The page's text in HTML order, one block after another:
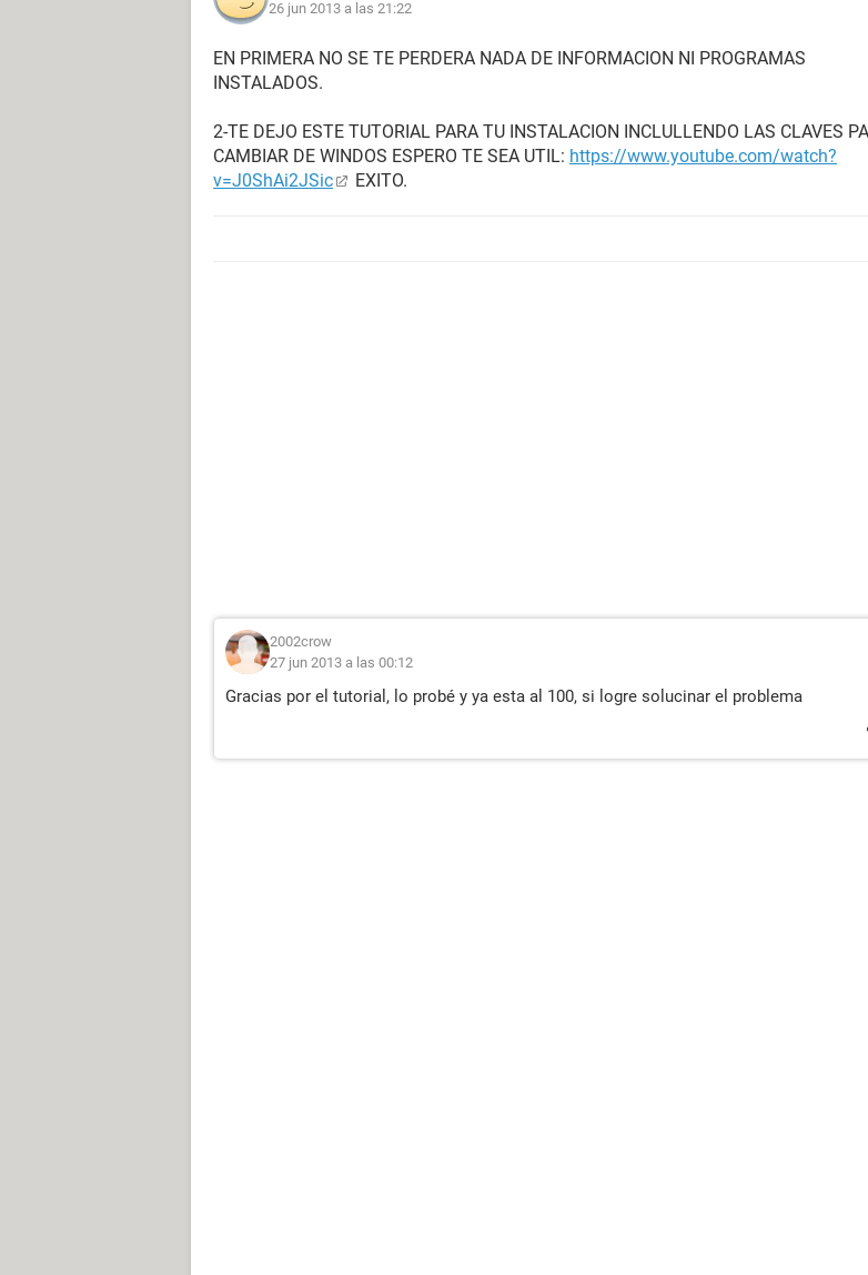
26 jun 2013 a las 21:22
EN PRIMERA NO SE TE PERDERA NADA DE INFORMACION NI PROGRAMAS
INSTALADOS.
2-TE DEJO ESTE TUTORIAL PARA TU INSTALACION INCLULLENDO LAS CLAVES
CAMBIAR DE WINDOS ESPERO TE SEA UTIL: https://www.youtube.com/watch?
v=J0ShAi2JSic
EXITO.
2002crow
27 jun 2013 a las 00:12
Gracias por el tutorial, lo probé y ya esta al 100, si logre solucinar el problema